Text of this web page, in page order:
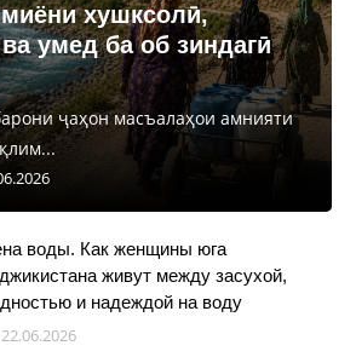
хушксолӣ,
умед ба об зиндагӣ
ҷаҳон масъалаҳои амнияти
воды. Как женщины юга
живут между засухой,
и надеждой на воду
22.06.2026